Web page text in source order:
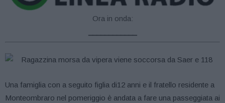
Ora in onda:
Una famiglia con a seguito figlia di12 anni e il fratello residente a
Monteombraro nel pomeriggio è andata a fare una passeggiata ai